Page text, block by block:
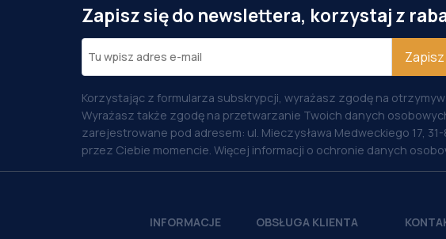
Zapisz się do newslettera, korzystaj z
Korzystając z formularza subskrypcji, wyrażasz zgodę na
Wyrażasz także zgodę na przetwarzanie Twoich danych
zarejestrowane pod adresem: ul. Mieczysława Medweckiego 17,
przez Ciebie momencie. Więcej informacji o ochronie danych
INFORMACJE
OBSŁUGA KLIENTA